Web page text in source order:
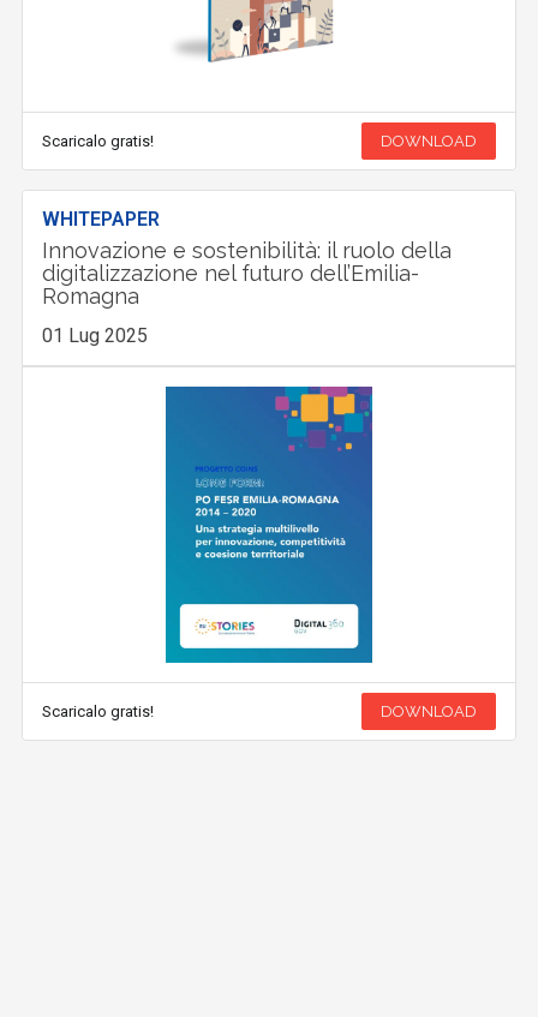
Scaricalo gratis! DOWNLOAD
WHITEPAPER
Innovazione e sostenibilità: il ruolo della
digitalizzazione nel futuro dell’Emilia-
Romagna
01 Lug 2025
Scaricalo gratis! DOWNLOAD